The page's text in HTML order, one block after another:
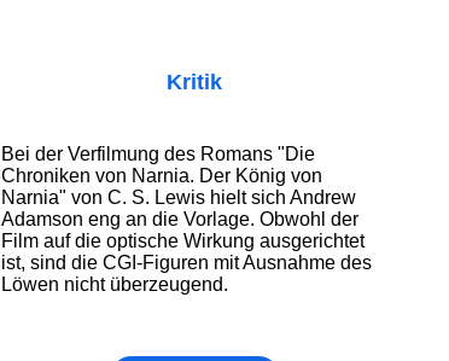
Kritik
Bei der Verfilmung des Romans "Die
Chroniken von Narnia. Der König von
Narnia" von C. S. Lewis hielt sich Andrew
Adamson eng an die Vorlage. Obwohl der
Film auf die optische Wirkung ausgerichtet
ist, sind die CGI-Figuren mit Ausnahme des
Löwen nicht überzeugend.